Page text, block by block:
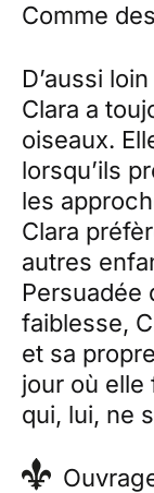
Comme
D’aussi
Clara a
oiseaux.
lorsqu’ils
les
Clara
autres
Persuadée
faiblesse,
et sa
jour où elle
qui, lui, ne